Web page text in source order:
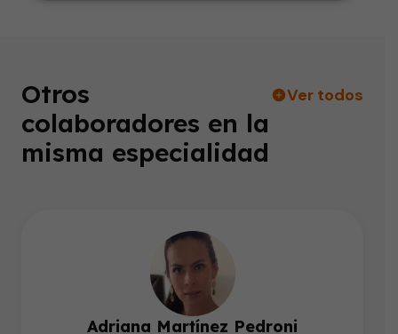
Otros
colaboradores en la
misma especialidad
Ver todos
Adriana Martínez Pedroni